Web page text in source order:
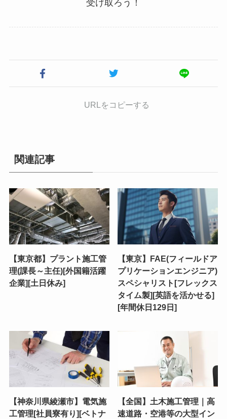
受け取ろう！
URLをコピーする
関連記事
【東京都】プラント施工管
理(課長～主任)[外国籍活躍
企業][土日休み]
【東京】FAE(フィールドア
プリケーションエンジニア)
スペシャリスト[フレックス
タイム製][英語を活かせる]
[年間休日129日]
【神奈川県綾瀬市】電気施
工管理[社員寮有り][ベトナ
【全国】土木施工管理｜高
速道路・空港等の大型イン